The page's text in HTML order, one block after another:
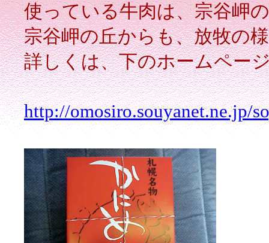
使っている牛肉は、宗谷岬
宗谷岬の丘からも、放牧の
詳しくは、下のホームペー
http://omosiro.souyanet.ne.jp/